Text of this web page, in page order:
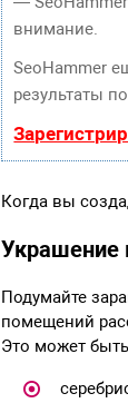
внимание.
SeoHammer
результаты
Когда вы
Украшение
Подумайте
помещений
Это может